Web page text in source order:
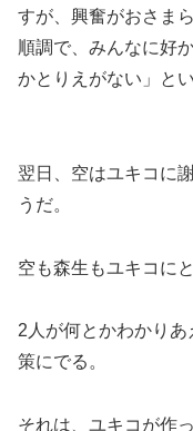
すが、興奮がおさま
順調で、みんなに好
かとりえがない」と
翌日、空はユキコに
うだ。
空も森生もユキコに
2人が何とかわかり
策にでる。
それは、ユキコが作